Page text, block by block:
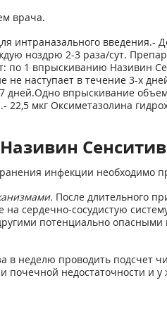
врача.
интраназального введения.-
ноздрю 2-3 раза/сут.
по 1 впрыскиванию Називин
наступает в течение 3-х
впрыскивание
мкг Оксиметазолина
Сенситив
инфекции необходимо
После длительного
сердечно-сосудистую
потенциально
неделю проводить подсчет
недостаточности и